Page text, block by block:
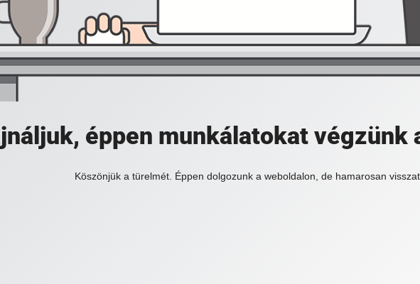
éppen munkálatokat végzünk
Köszönjük a türelmét. Éppen dolgozunk a weboldalon, de hamarosan